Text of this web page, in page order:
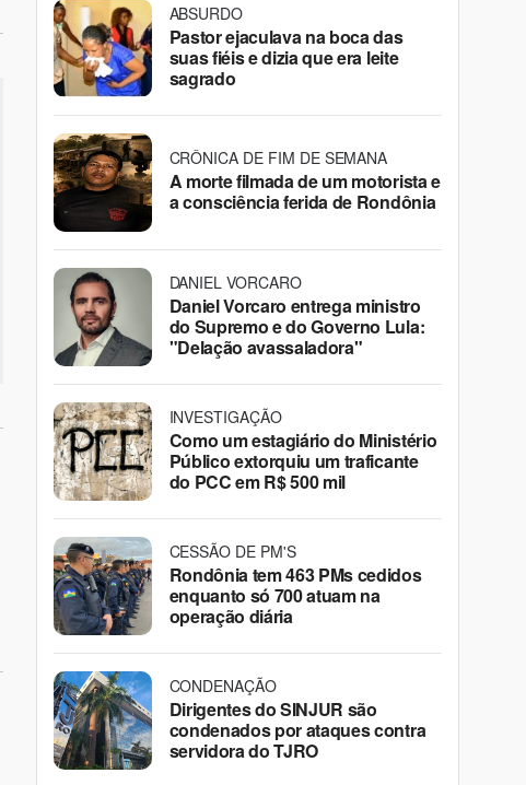
ABSURDO
Pastor ejaculava na boca das
suas fiéis e dizia que era leite
sagrado
CRÔNICA DE FIM DE SEMANA
A morte filmada de um motorista e
a consciência ferida de Rondônia
DANIEL VORCARO
Daniel Vorcaro entrega ministro
do Supremo e do Governo Lula:
"Delação avassaladora"
INVESTIGAÇÃO
Como um estagiário do Ministério
Público extorquiu um traficante
do PCC em R$ 500 mil
CESSÃO DE PM'S
Rondônia tem 463 PMs cedidos
enquanto só 700 atuam na
operação diária
CONDENAÇÃO
Dirigentes do SINJUR são
condenados por ataques contra
servidora do TJRO